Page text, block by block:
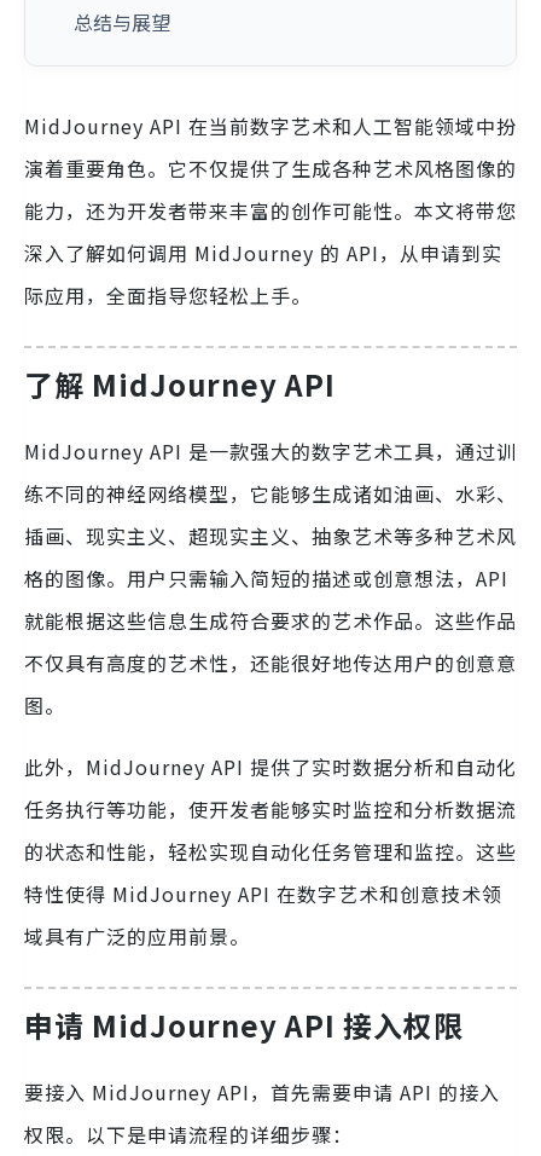
总结与展望
MidJourney API 在当前数字艺术和人工智能领域中扮
演着重要角色。它不仅提供了生成各种艺术风格图像的
能力，还为开发者带来丰富的创作可能性。本文将带您
深入了解如何调用 MidJourney 的 API，从申请到实
际应用，全面指导您轻松上手。
了解 MidJourney API
MidJourney API 是一款强大的数字艺术工具，通过训
练不同的神经网络模型，它能够生成诸如油画、水彩、
插画、现实主义、超现实主义、抽象艺术等多种艺术风
格的图像。用户只需输入简短的描述或创意想法，API
就能根据这些信息生成符合要求的艺术作品。这些作品
不仅具有高度的艺术性，还能很好地传达用户的创意意
图。
此外，MidJourney API 提供了实时数据分析和自动化
任务执行等功能，使开发者能够实时监控和分析数据流
的状态和性能，轻松实现自动化任务管理和监控。这些
特性使得 MidJourney API 在数字艺术和创意技术领
域具有广泛的应用前景。
申请 MidJourney API 接入权限
要接入 MidJourney API，首先需要申请 API 的接入
权限。以下是申请流程的详细步骤：